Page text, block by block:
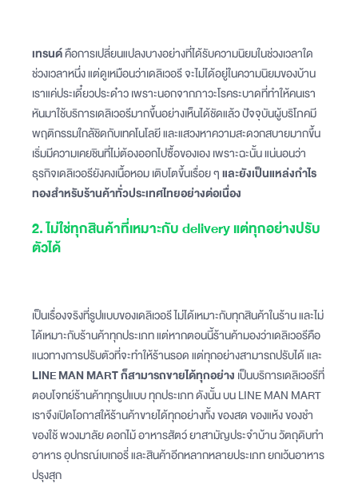
เทรนด์คือการเปลี่ยนแปลงบางอย่างที่ได้รับความนิยมในช่วงเวลาใด
ช่วงเวลาหนึ่ง แต่ดูเหมือนว่าเดลิเวอรี จะไม่ได้อยู่ในความนิยมของบ้าน
เราแค่ประเดี๋ยวประด๋าว เพราะนอกจากภาวะโรคระบาดที่ทำให้คนเรา
หันมาใช้บริการเดลิเวอรีมากขึ้นอย่างเห็นได้ชัดแล้ว ปัจจุบันผู้บริโภคมี
พฤติกรรมใกล้ชิดกับเทคโนโลยี และแสวงหาความสะดวกสบายมากขึ้น
เริ่มมีความเคยชินที่ไม่ต้องออกไปซื้อของเอง เพราะฉะนั้น แน่นอนว่า
ธุรกิจเดลิเวอรียังคงเนื้อหอม เติบโตขึ้นเรื่อย ๆและยังเป็นแหล่งกำไร
ทองสำหรับร้านค้าทั่วประเทศไทยอย่างต่อเนื่อง
2. ไม่ใช่ทุกสินค้าที่เหมาะกับ delivery แต่ทุกอย่างปรับ
ตัวได้
เป็นเรื่องจริงที่รูปแบบของเดลิเวอรี ไม่ได้เหมาะกับทุกสินค้าในร้าน และไม่
ได้เหมาะกับร้านค้าทุกประเภท แต่หากตอนนี้ร้านค้ามองว่าเดลิเวอรีคือ
แนวทางการปรับตัวที่จะทำให้ร้านรอด แต่ทุกอย่างสามารถปรับได้ และ
LINE MAN MART ก็สามารถขายได้ทุกอย่าง เป็นบริการเดลิเวอรีที่
ตอบโจทย์ร้านค้าทุกรูปแบบ ทุกประเภท ดังนั้น บน LINE MAN MART
เราจึงเปิดโอกาสให้ร้านค้าขายได้ทุกอย่างทั้ง ของสด ของแห้ง ของชำ
ของใช้ พวงมาลัย ดอกไม้ อาหารสัตว์ ยาสามัญประจำบ้าน วัตถุดิบทำ
อาหาร อุปกรณ์เบเกอรี่ และสินค้าอีกหลากหลายประเภท ยกเว้นอาหาร
ปรุงสุก